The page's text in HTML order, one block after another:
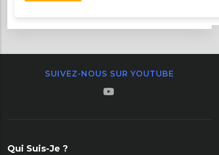
SUIVEZ-NOUS SUR YOUTUBE
Qui Suis-Je ?